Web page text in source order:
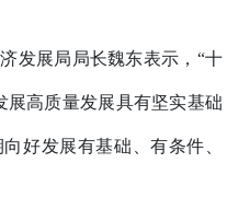
展局局长魏东表示，“十
展高质量发展具有坚实基础
好发展有基础、有条件、